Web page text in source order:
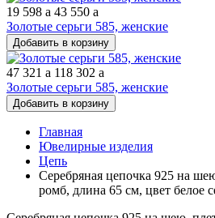
19 598 a 43 550 a
Золотые серьги 585, женские
Добавить в корзину
47 321 a 118 302 a
Золотые серьги 585, женские
Добавить в корзину
Главная
Ювелирные изделия
Цепь
Серебряная цепочка 925 на
ромб, длина 65 см, цвет белое